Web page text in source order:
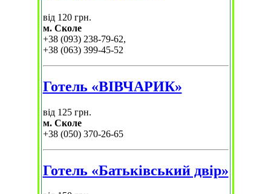
від 120 грн.
м. Сколе
+38 (093) 238-79-62,
+38 (063) 399-45-52
Готель «ВІВЧАРИК»
від 125 грн.
м. Сколе
+38 (050) 370-26-65
Готель «Батьківський двір»